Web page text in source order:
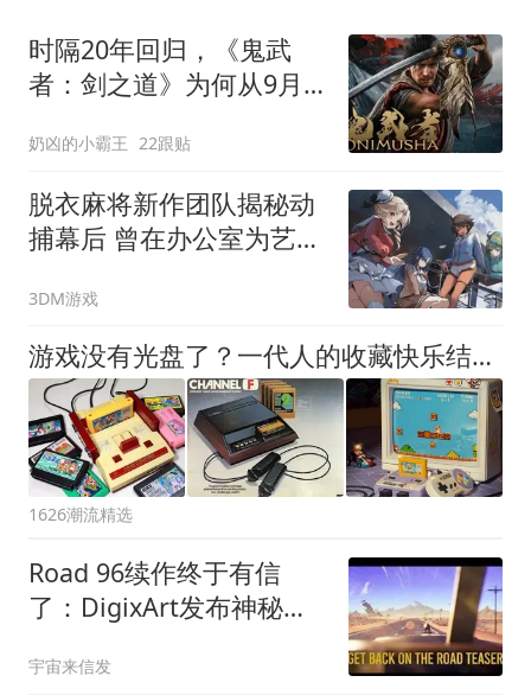
时隔20年回归，《鬼武
者：剑之道》为何从9月
奶凶的小霸王 22跟贴
脱衣麻将新作团队揭秘动
捕幕后 曾在办公室为艺
3DM游戏
游戏没有光盘了？一代人的收藏快乐结束了
1626潮流精选
Road 96续作终于有信
了：DigixArt发布神秘预
宇宙来信发